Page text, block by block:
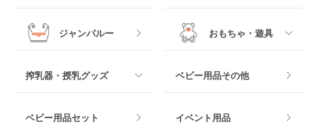
抱っこ紐その他
木製
マット製
ジャンパルー おもちゃ・遊具
搾乳器・授乳グッズ ベビー用品その他
ベビー用品セット イベント用品